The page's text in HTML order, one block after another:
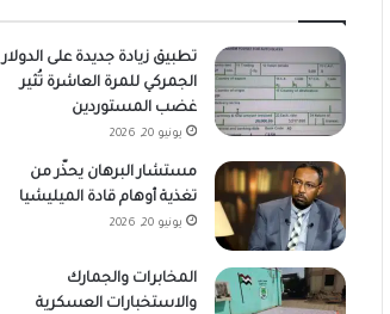
تطبيق زيادة جديدة على الدولار
الجمركي للمرة العاشرة تُثير
غضب المستوردين
يونيو 20, 2026
مستشار البرهان يحذّر من
تغذية أوهام قادة الميليشيا
يونيو 20, 2026
المخابرات والجمارك
والاستخبارات العسكرية